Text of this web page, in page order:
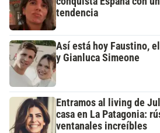
tendencia
Así está hoy Faustino,
y Gianluca Simeone
Entramos al living de
casa en La Patagonia:
ventanales increíbles